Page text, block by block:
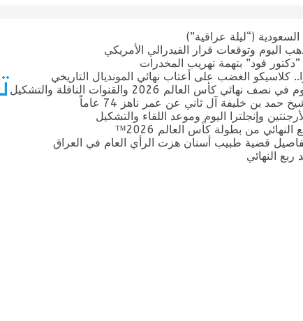
(“ليلة عراقية”)
اليوم وتوقعات قرار الفيدرالي الأمريكي
فود” بتهمة تهريب المخدرات
كلاسيكو الغضب على أعتاب نهائي المونديال التاريخي
العالم 2026 والقنوات الناقلة والتشكيل
حمد بن خليفة آل ثاني عن عمر ناهز 74 عاماً
وإنجلترا اليوم وموعد اللقاء والتشكيل
من بطولة كأس العالم 2026™
قضية طبيب أسنان هزت الرأي العام في العراق
النهائي